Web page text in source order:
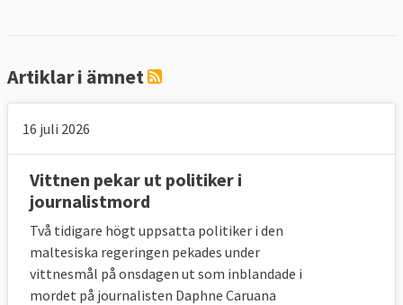
Så mäts pressfriheten
De 180 länder och territorier som rankas av
Artiklar i ämnet
16 juli 2026
Vittnen pekar ut politiker i
journalistmord
Två tidigare högt uppsatta politiker i den
maltesiska regeringen pekades under
vittnesmål på onsdagen ut som inblandade i
mordet på journalisten Daphne Caruana